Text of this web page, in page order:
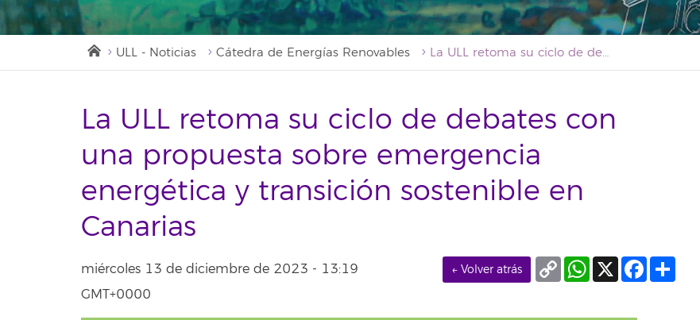
ULL - Noticias Cátedra de Energías Renovables La ULL retoma su ciclo de debates con una propuesta sobre emergencia energética y transición sostenible en Canarias
La ULL retoma su ciclo de debates con
una propuesta sobre emergencia
energética y transición sostenible en
Canarias
miércoles 13 de diciembre de 2023 - 13:19
GMT+0000
← Volver atrás Facebook
X
WhatsApp
Copy
Link